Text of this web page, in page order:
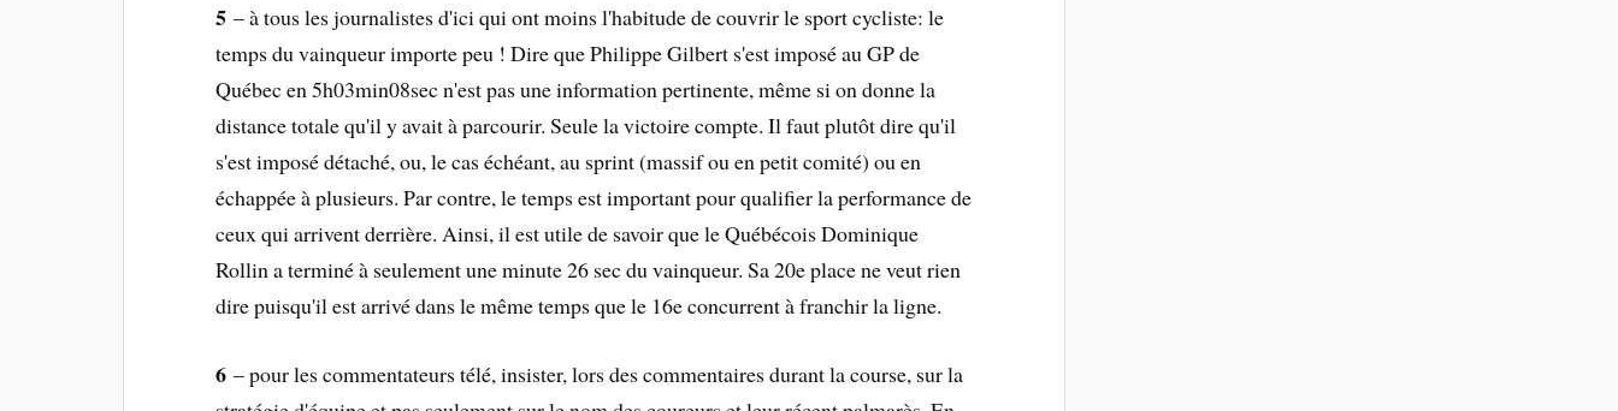
5 – à tous les journalistes d'ici qui ont moins l'habitude de couvrir le sport cycliste: le
temps du vainqueur importe peu ! Dire que Philippe Gilbert s'est imposé au GP de
Québec en 5h03min08sec n'est pas une information pertinente, même si on donne la
distance totale qu'il y avait à parcourir. Seule la victoire compte. Il faut plutôt dire qu'il
s'est imposé détaché, ou, le cas échéant, au sprint (massif ou en petit comité) ou en
échappée à plusieurs. Par contre, le temps est important pour qualifier la performance de
ceux qui arrivent derrière. Ainsi, il est utile de savoir que le Québécois Dominique
Rollin a terminé à seulement une minute 26 sec du vainqueur. Sa 20e place ne veut rien
dire puisqu'il est arrivé dans le même temps que le 16e concurrent à franchir la ligne.
6 – pour les commentateurs télé, insister, lors des commentaires durant la course, sur la